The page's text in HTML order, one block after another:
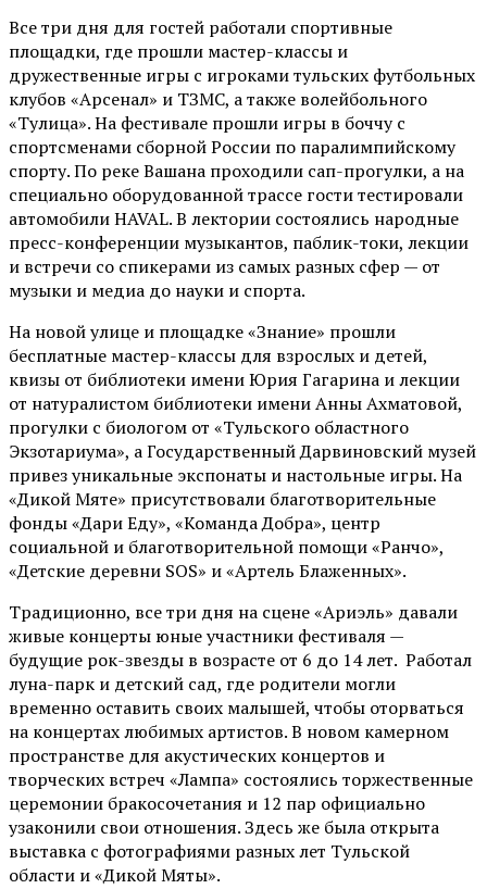
Все три дня для гостей работали спортивные
площадки, где прошли мастер-классы и
дружественные игры с игроками тульских футбольных
клубов «Арсенал» и ТЗМС, а также волейбольного
«Тулица». На фестивале прошли игры в боччу с
спортсменами сборной России по паралимпийскому
спорту. По реке Вашана проходили сап-прогулки, а на
специально оборудованной трассе гости тестировали
автомобили HAVAL. В лектории состоялись народные
пресс-конференции музыкантов, паблик-токи, лекции
и встречи со спикерами из самых разных сфер — от
музыки и медиа до науки и спорта.
На новой улице и площадке «Знание» прошли
бесплатные мастер-классы для взрослых и детей,
квизы от библиотеки имени Юрия Гагарина и лекции
от натуралистом библиотеки имени Анны Ахматовой,
прогулки с биологом от «Тульского областного
Экзотариума», а Государственный Дарвиновский музей
привез уникальные экспонаты и настольные игры. На
«Дикой Мяте» присутствовали благотворительные
фонды «Дари Еду», «Команда Добра», центр
социальной и благотворительной помощи «Ранчо»,
«Детские деревни SOS» и «Артель Блаженных».
Традиционно, все три дня на сцене«Ариэль» давали
живые концерты юные участники фестиваля —
будущие рок-звезды в возрасте от 6 до 14 лет. Работал
луна-парк и детский сад, где родители могли
временно оставить своих малышей, чтобы оторваться
на концертах любимых артистов. В новом камерном
пространстве для акустических концертов и
творческих встреч «Лампа» состоялись торжественные
церемонии бракосочетания и 12 пар официально
узаконили свои отношения. Здесь же была открыта
выставка с фотографиями разных лет Тульской
области и «Дикой Мяты».